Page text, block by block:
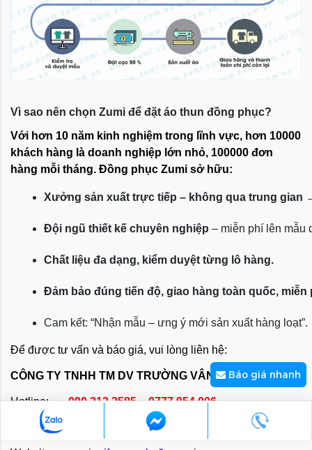
Vì sao nên chọn Zumi để đặt áo thun đồng phục?
Với hơn 10 năm kinh nghiệm trong lĩnh vực, hơn 10000
khách hàng là doanh nghiệp lớn nhỏ, 100000 đơn
hàng mỗi tháng. Đồng phục Zumi sở hữu:
Xưởng sản xuất trực tiếp – không qua trung gian
Đội ngũ thiết kế chuyên nghiệp – miễn phí lên mẫu
Chất liệu đa dạng, kiểm duyệt từng lô hàng.
Đảm bảo đúng tiến độ, giao hàng toàn quốc, miễn
Cam kết: “Nhận mẫu – ưng ý mới sản xuất hàng loạt”.
Để được tư vấn và báo giá, vui lòng liên hệ:
CÔNG TY TNHH TM DV TRƯỜNG VÂN
Hotline: 090 313 2585 - 0777 954 006
Email: kinhdoanh@zumi.com.vn
Báo giá nhanh